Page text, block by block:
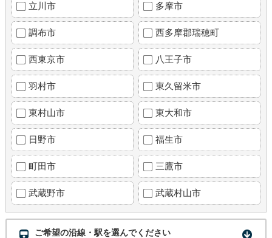
立川市 多摩市
調布市 西多摩郡瑞穂町
西東京市 八王子市
羽村市 東久留米市
東村山市 東大和市
日野市 福生市
町田市 三鷹市
武蔵野市 武蔵村山市
ご希望の沿線・駅を選んでください